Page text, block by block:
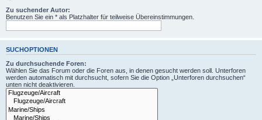
Zu suchender Autor:
Benutzen Sie ein * als Platzhalter für teilweise Übereinstimmungen.
SUCHOPTIONEN
Zu durchsuchende Foren:
Wählen Sie das Forum oder die Foren aus, in denen gesucht werden soll. Unterforen
werden automatisch mit durchsucht, sofern Sie die Option „Unterforen durchsuchen“
unten nicht deaktivieren.